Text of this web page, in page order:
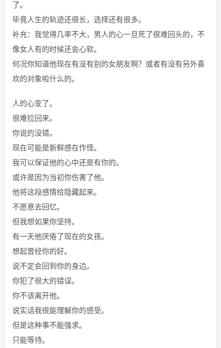
了。
毕竟人生的轨迹还很长，选择还有很多。
补充：我觉得几率不大，男人的心一旦死了很难回头的，不
像女人有的时候还会心软。
何况你知道他现在有没有别的女朋友啊？或者有没有另外喜
欢的对象啦什么的。
人的心变了。
很难拉回来。
你说的没错。
现在可能是新鲜感在作怪。
我可以保证他的心中还是有你的。
或许是因为当初你伤害了他。
他将这段感情给隐藏起来。
不愿意去回忆。
但我想如果你坚持。
有一天他厌倦了现在的女孩。
想起曾经你的好。
说不定会回到你的身边。
你犯了很大的错误。
你不该离开他。
说实话我很能理解你的感受。
但是这种事不能强求。
只能等待。